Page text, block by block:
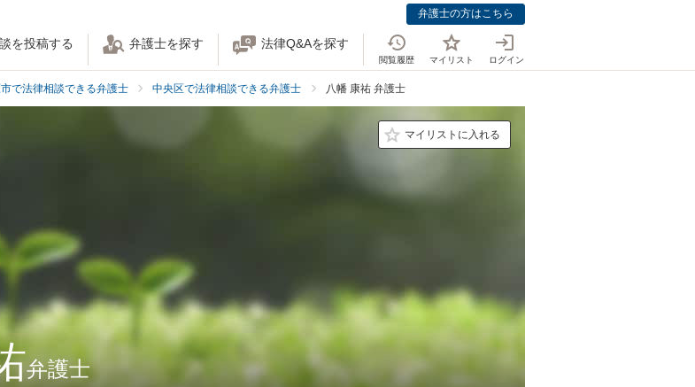
弁護士の方はこちら
を投稿する 弁護士を探す 法律Q&Aを探す
閲覧履歴 マイリスト ログイン
で法律相談できる弁護士 中央区で法律相談できる弁護士 八幡 康祐 弁護士
マイリストに入れる
弁護士